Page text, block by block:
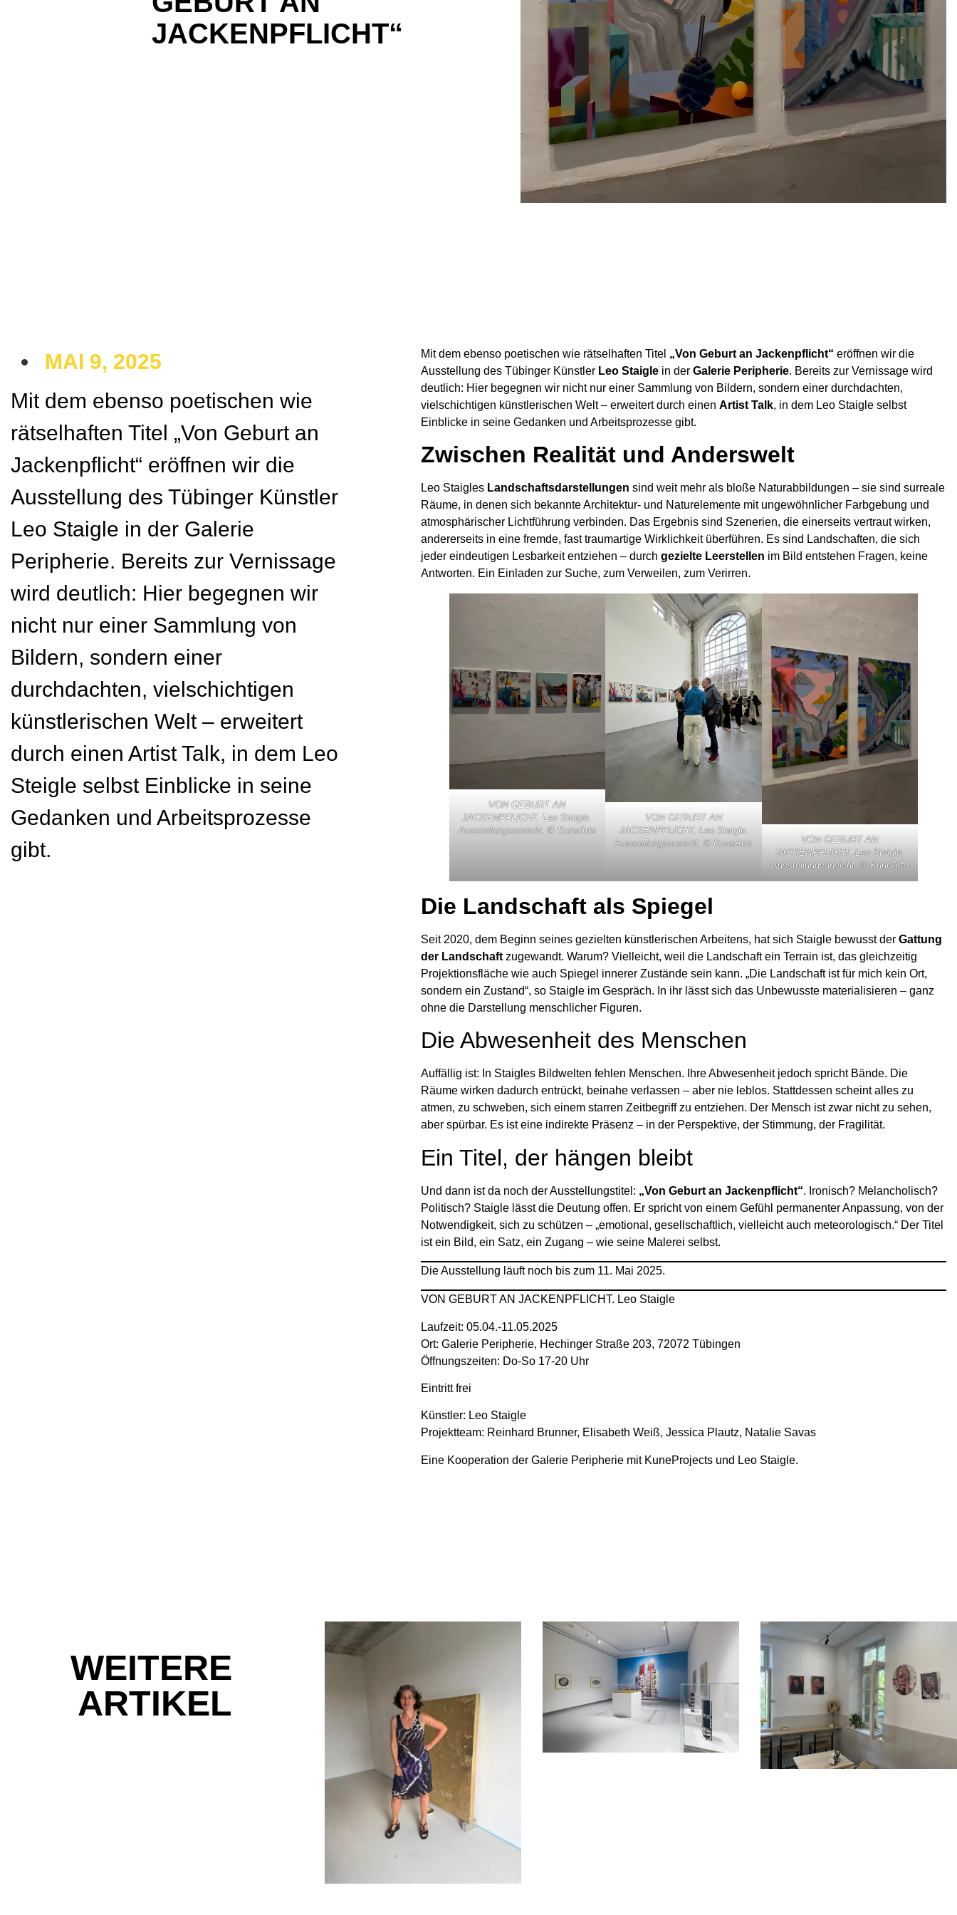
JACKENPFLICHT“
MAI 9, 2025
Mit dem ebenso poetischen wie
rätselhaften Titel „Von Geburt an
Jackenpflicht“ eröffnen wir die
Ausstellung des Tübinger Künstler
Leo Staigle in der Galerie
Peripherie. Bereits zur Vernissage
wird deutlich: Hier begegnen wir
nicht nur einer Sammlung von
Bildern, sondern einer
durchdachten, vielschichtigen
künstlerischen Welt – erweitert
durch einen Artist Talk, in dem Leo
Steigle selbst Einblicke in seine
Gedanken und Arbeitsprozesse
gibt.
Mit dem ebenso poetischen wie rätselhaften Titel „Von Geburt an Jackenpflicht“ eröffnen wir die
Ausstellung des Tübinger Künstler Leo Staigle in der Galerie Peripherie. Bereits zur Vernissage wird
deutlich: Hier begegnen wir nicht nur einer Sammlung von Bildern, sondern einer durchdachten,
vielschichtigen künstlerischen Welt – erweitert durch einen Artist Talk, in dem Leo Staigle selbst
Einblicke in seine Gedanken und Arbeitsprozesse gibt.
Zwischen Realität und Anderswelt
Leo Staigles Landschaftsdarstellungen sind weit mehr als bloße Naturabbildungen – sie sind surreale
Räume, in denen sich bekannte Architektur- und Naturelemente mit ungewöhnlicher Farbgebung und
atmosphärischer Lichtführung verbinden. Das Ergebnis sind Szenerien, die einerseits vertraut wirken,
andererseits in eine fremde, fast traumartige Wirklichkeit überführen. Es sind Landschaften, die sich
jeder eindeutigen Lesbarkeit entziehen – durch gezielte Leerstellen im Bild entstehen Fragen, keine
Antworten. Ein Einladen zur Suche, zum Verweilen, zum Verirren.
VON GEBURT AN
JACKENPFLICHT. Leo Staigle.
Ausstellungsansicht. © KuneArts
VON GEBURT AN
JACKENPFLICHT. Leo Staigle.
Ausstellungsansicht. © KuneArts
VON GEBURT AN
JACKENPFLICHT. Leo Staigle.
Ausstellungsansicht. © KuneArts
Die Landschaft als Spiegel
Seit 2020, dem Beginn seines gezielten künstlerischen Arbeitens, hat sich Staigle bewusst der Gattung
der Landschaft zugewandt. Warum? Vielleicht, weil die Landschaft ein Terrain ist, das gleichzeitig
Projektionsfläche wie auch Spiegel innerer Zustände sein kann. „Die Landschaft ist für mich kein Ort,
sondern ein Zustand“, so Staigle im Gespräch. In ihr lässt sich das Unbewusste materialisieren – ganz
ohne die Darstellung menschlicher Figuren.
Die Abwesenheit des Menschen
Auffällig ist: In Staigles Bildwelten fehlen Menschen. Ihre Abwesenheit jedoch spricht Bände. Die
Räume wirken dadurch entrückt, beinahe verlassen – aber nie leblos. Stattdessen scheint alles zu
atmen, zu schweben, sich einem starren Zeitbegriff zu entziehen. Der Mensch ist zwar nicht zu sehen,
aber spürbar. Es ist eine indirekte Präsenz – in der Perspektive, der Stimmung, der Fragilität.
Ein Titel, der hängen bleibt
Und dann ist da noch der Ausstellungstitel: „Von Geburt an Jackenpflicht“. Ironisch? Melancholisch?
Politisch? Staigle lässt die Deutung offen. Er spricht von einem Gefühl permanenter Anpassung, von der
Notwendigkeit, sich zu schützen – „emotional, gesellschaftlich, vielleicht auch meteorologisch.“ Der Titel
ist ein Bild, ein Satz, ein Zugang – wie seine Malerei selbst.
Die Ausstellung läuft noch bis zum 11. Mai 2025.
VON GEBURT AN JACKENPFLICHT. Leo Staigle
Laufzeit: 05.04.-11.05.2025
Ort: Galerie Peripherie, Hechinger Straße 203, 72072 Tübingen
Öffnungszeiten: Do-So 17-20 Uhr
Eintritt frei
Künstler: Leo Staigle
Projektteam: Reinhard Brunner, Elisabeth Weiß, Jessica Plautz, Natalie Savas
Eine Kooperation der Galerie Peripherie mit KuneProjects und Leo Staigle.
WEITERE
ARTIKEL